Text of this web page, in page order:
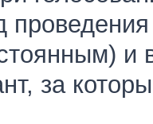
и
за